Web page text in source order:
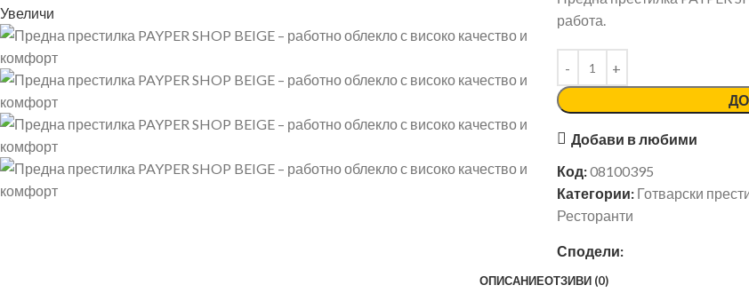
Увеличи
работа.
Добави в любими
Код:08100395
Категории: Готварски
Ресторанти
Сподели:
ОПИСАНИЕОТЗИВИ (0)